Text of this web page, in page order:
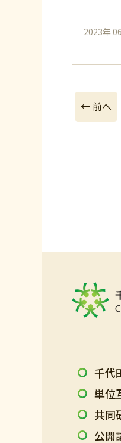
2023年
← 前へ
千代
単位
共同
公開